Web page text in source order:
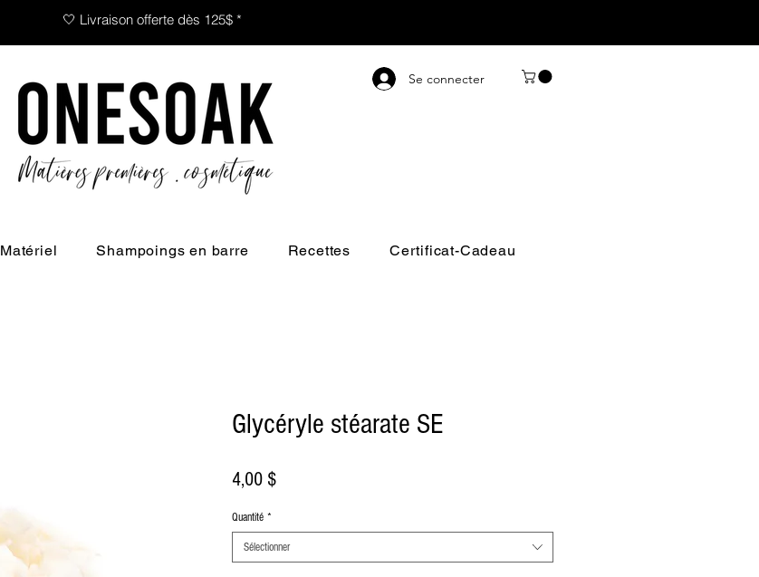
🤍 Livraison offerte dès 125$ *
Se connecter
Matériel Shampoings en barre Recettes Certificat-Cadeau
Glycéryle stéarate SE
4,00 $Prix
Quantité *
Sélectionner